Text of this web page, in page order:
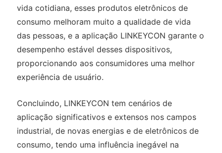
vida cotidiana, esses produtos eletrônicos de
consumo melhoram muito a qualidade de vida
das pessoas, e a aplicação LINKEYCON garante o
desempenho estável desses dispositivos,
proporcionando aos consumidores uma melhor
experiência de usuário.
Concluindo, LINKEYCON tem cenários de
aplicação significativos e extensos nos campos
industrial, de novas energias e de eletrônicos de
consumo, tendo uma influência inegável na